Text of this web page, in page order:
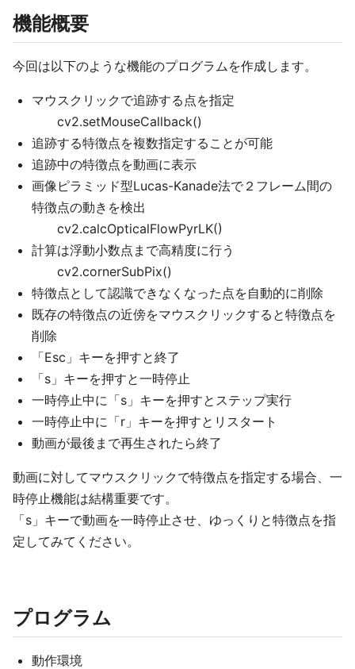
機能概要
今回は以下のような機能のプログラムを作成します。
マウスクリックで追跡する点を指定
cv2.setMouseCallback()
追跡する特徴点を複数指定することが可能
追跡中の特徴点を動画に表示
画像ピラミッド型Lucas-Kanade法で２フレーム間の
特徴点の動きを検出
cv2.calcOpticalFlowPyrLK()
計算は浮動小数点まで高精度に行う
cv2.cornerSubPix()
特徴点として認識できなくなった点を自動的に削除
既存の特徴点の近傍をマウスクリックすると特徴点を
削除
「Esc」キーを押すと終了
「s」キーを押すと一時停止
一時停止中に「s」キーを押すとステップ実行
一時停止中に「r」キーを押すとリスタート
動画が最後まで再生されたら終了
動画に対してマウスクリックで特徴点を指定する場合、一
時停止機能は結構重要です。
「s」キーで動画を一時停止させ、ゆっくりと特徴点を指
定してみてください。
プログラム
動作環境